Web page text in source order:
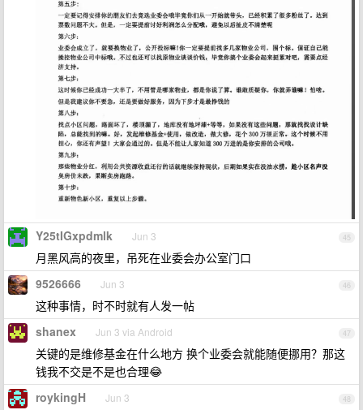
45
Y25tIGxpdmlk Jun 3
月黑风高的夜里，吊死在业委会办公室门口
46
9526666 Jun 3
这种事情，时不时就有人发一帖
47
shanex Jun 3 via Android
关键的是维修基金在什么地方 换个业委会就能随便挪用？那这
钱我不交是不是也合理😂
48
roykingH Jun 3